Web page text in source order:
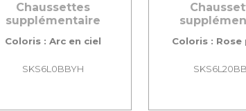
Chaussettes
supplémentaire
Coloris : Arc en ciel
SKS6L0BBYH
Coloris :